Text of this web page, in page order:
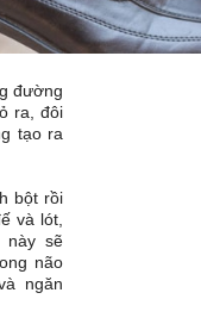
đường
ra, đôi
tạo ra
bột rồi
và lót,
này sẽ
não
ngăn